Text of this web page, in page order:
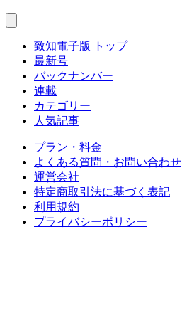
致知電子版 トップ
最新号
バックナンバー
連載
カテゴリー
人気記事
プラン・料金
よくある質問・お問い合わせ
運営会社
特定商取引法に基づく表記
利用規約
プライバシーポリシー